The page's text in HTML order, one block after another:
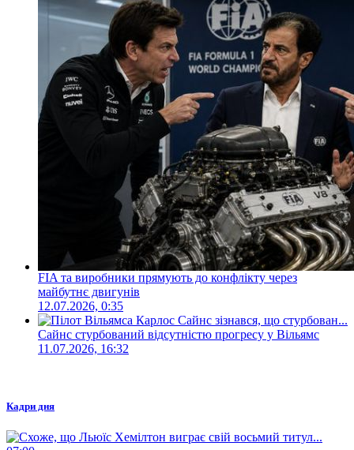
FIA та виробники прямують до конфлікту через
майбутнє двигунів
12.07.2026, 0:35
Сайнс стурбований відсутністю прогресу у Вільямс
11.07.2026, 16:32
Кадри дня